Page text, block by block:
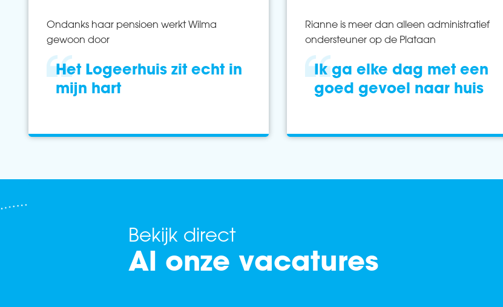
Ondanks haar pensioen werkt Wilma
gewoon door
Het Logeerhuis zit echt in
mijn hart
Rianne is meer dan alleen administratief
ondersteuner op de Plataan
Ik ga elke dag met een
goed gevoel naar huis
Bekijk direct
Al onze vacatures